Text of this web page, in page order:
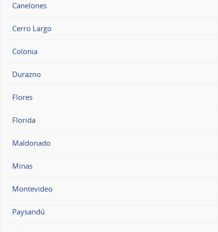
Canelones
Cerro Largo
Colonia
Durazno
Flores
Florida
Maldonado
Minas
Montevideo
Paysandú